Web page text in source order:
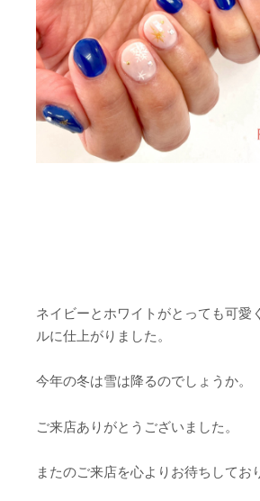
ネイビーとホワイトがとっても可愛
ルに仕上がりました。
今年の冬は雪は降るのでしょうか。
ご来店ありがとうございました。
またのご来店を心よりお待ちしてお